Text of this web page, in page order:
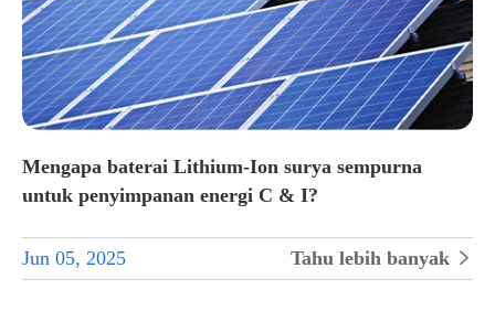
Mengapa baterai Lithium-Ion surya sempurna
untuk penyimpanan energi C & I?
Jun 05, 2025 Tahu lebih banyak 